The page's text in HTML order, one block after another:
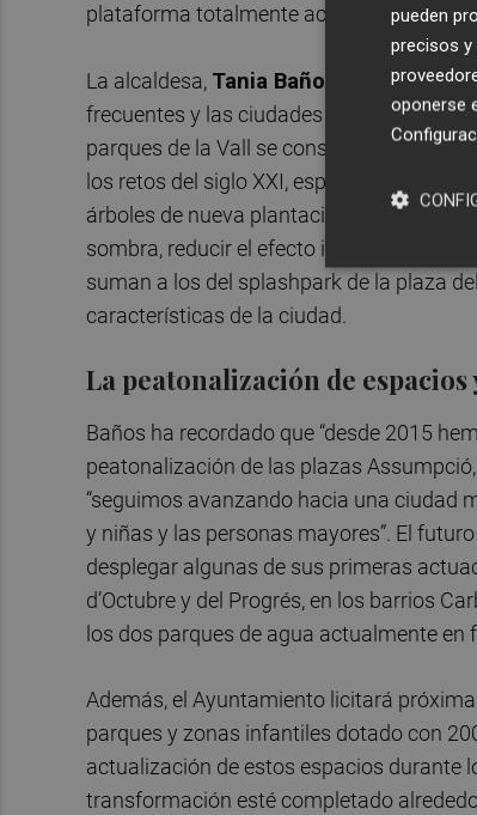
plataforma totalmente accesible.
La alcaldesa, Tania Baños
, ha
frecuentes y las ciudades deben
parques de la Vall se construyeron en el
los retos del siglo XXI, especialmente a
árboles de nueva plantación, arbustos y
sombra, reducir el efecto isla de calor y
suman a los del splashpark de la plaza
características de la ciudad.
La peatonalización de espacios
Baños ha recordado que “desde 2015
peatonalización de las plazas
“seguimos avanzando hacia una ciudad
y niñas y las personas mayores”. El
desplegar algunas de sus primeras
d’Octubre y del Progrés, en los barrios
los dos parques de agua actualmente en
Además, el Ayuntamiento licitará
parques y zonas infantiles dotado con
actualización de estos espacios durante
transformación esté completado
pueden
precisos y
oponerse